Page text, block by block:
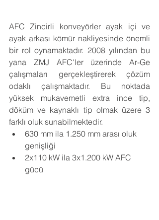
AFC Zincirli konveyörler ayak içi ve
ayak arkası kömür nakliyesinde önemli
bir rol oynamaktadır. 2008 yılından bu
yana ZMJ AFC'ler üzerinde Ar-Ge
çalışmaları gerçekleştirerek çözüm
odaklı çalışmaktadır. Bu noktada
yüksek mukavemetli extra ince tip,
döküm ve kaynaklı tip olmak üzere 3
farklı oluk sunabilmektedir.
630 mm ila 1.250 mm arası oluk
genişliği
2x110 kW ila 3x1.200 kW AFC
gücü